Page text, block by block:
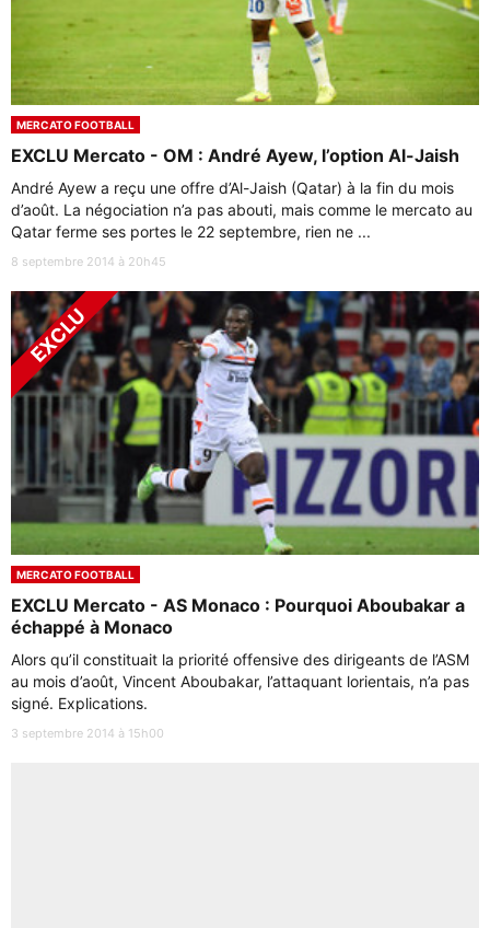
MERCATO FOOTBALL
EXCLU Mercato - OM : André Ayew, l’option Al-Jaish
André Ayew a reçu une offre d’Al-Jaish (Qatar) à la fin du mois
d’août. La négociation n’a pas abouti, mais comme le mercato au
Qatar ferme ses portes le 22 septembre, rien ne ...
8 septembre 2014 à 20h45
MERCATO FOOTBALL
EXCLU Mercato - AS Monaco : Pourquoi Aboubakar a
échappé à Monaco
Alors qu’il constituait la priorité offensive des dirigeants de l’ASM
au mois d’août, Vincent Aboubakar, l’attaquant lorientais, n’a pas
signé. Explications.
3 septembre 2014 à 15h00